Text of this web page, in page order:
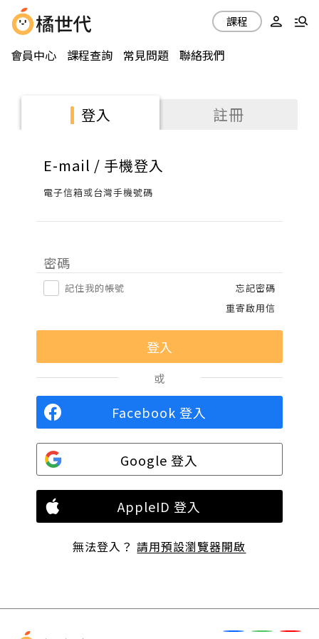
會員中心 課程查詢 常見問題 聯絡我們
課程
登入 註冊
E-mail / 手機登入
電子信箱或台灣手機號碼
密碼
記住我的帳號
忘記密碼
重寄啟用信
或
Facebook 登入
Google 登入
AppleID 登入
無法登入？請用預設瀏覽器開啟